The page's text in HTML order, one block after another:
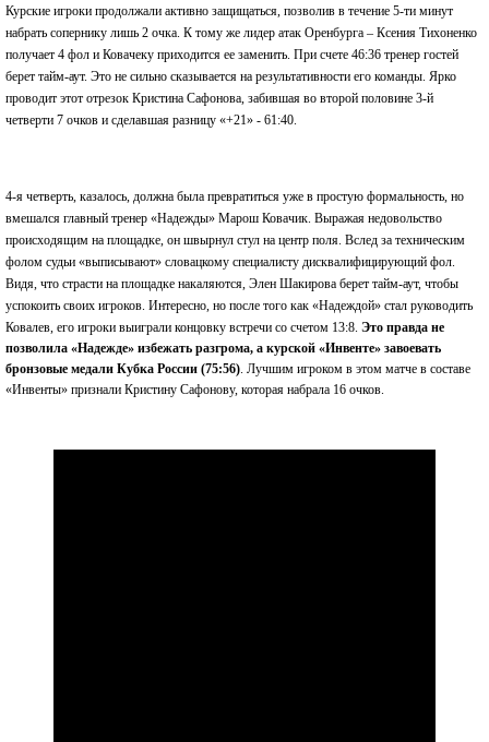
Курские игроки продолжали активно защищаться, позволив в течение 5-ти минут
набрать сопернику лишь 2 очка. К тому же лидер атак Оренбурга – Ксения Тихоненко
получает 4 фол и Ковачеку приходится ее заменить. При счете 46:36 тренер гостей
берет тайм-аут. Это не сильно сказывается на результативности его команды. Ярко
проводит этот отрезок Кристина Сафонова, забившая во второй половине 3-й
четверти 7 очков и сделавшая разницу «+21» - 61:40.
4-я четверть, казалось, должна была превратиться уже в простую формальность, но
вмешался главный тренер «Надежды» Марош Ковачик. Выражая недовольство
происходящим на площадке, он швырнул стул на центр поля. Вслед за техническим
фолом судьи «выписывают» словацкому специалисту дисквалифицирующий фол.
Видя, что страсти на площадке накаляются, Элен Шакирова берет тайм-аут, чтобы
успокоить своих игроков. Интересно, но после того как «Надеждой» стал руководить
Ковалев, его игроки выиграли концовку встречи со счетом 13:8. Это правда не
позволила «Надежде» избежать разгрома, а курской «Инвенте» завоевать
бронзовые медали Кубка России (75:56). Лучшим игроком в этом матче в составе
«Инвенты» признали Кристину Сафонову, которая набрала 16 очков.